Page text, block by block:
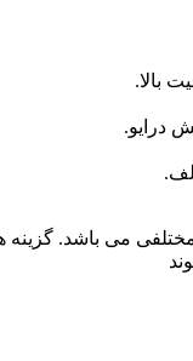
می باشد. گزینه